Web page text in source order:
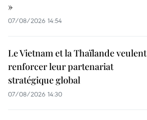
»
07/08/2026 14:54
Le Vietnam et la Thaïlande veulent
renforcer leur partenariat
stratégique global
07/08/2026 14:30